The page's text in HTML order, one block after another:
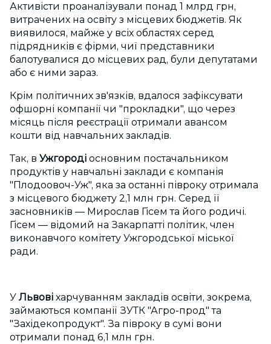
Активісти проаналізували понад 1 млрд грн,
витрачених на освіту з місцевих бюджетів. Як
виявилося, майже у всіх областях серед
підрядників є фірми, чиї представники
балотувалися до місцевих рад, були депутатами
або є ними зараз.
Крім політичних зв'язків, вдалося зафіксувати
офшорні компанії чи "прокладки", що через
місяць після реєстрації отримали авансом
кошти від навчальних закладів.
Так, в Ужгороді основним постачальником
продуктів у навчальні заклади є компанія
"Плодоовоч-Уж", яка за останні півроку отримала
з місцевого бюджету 2,1 млн грн. Серед її
засновників — Мирослав Гісем та його родичі.
Гісем — відомий на Закарпатті політик, член
виконавчого комітету Ужгородської міської
ради.
У Львові харчуванням закладів освіти, зокрема,
займаються компанії ЗУТК "Агро-прод" та
"Західекопродукт". За півроку в сумі вони
отримали понад 6,1 млн грн.